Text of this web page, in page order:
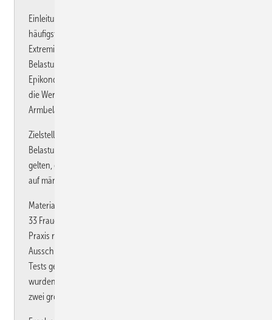
Einleitung: Epikondylitis humeri radialis ist eine der
häufigsten Krankheitsbilder im Bereich der oberen
Extremität. Der Zusammenhang zwischen beruflicher
Belastung der oberen Extremität und der Entstehung der
Epikondylitis humeri radialis ist gesichert. Unklar ist jedoch
die Wertigkeit verschiedener einzelner Momente der
Armbelastung in der Pathophysiologie.
Zielstellung: Ziel dieser Fall-Kontroll-Studie war es, berufliche
Belastungen, die als Risikofaktoren für die Epikondylitis
gelten, getrennt nach rechter und linker Hand und adjustiert
auf männliches und weibliches Geschlecht zu bestimmen.
Material und Methode: Patienten der Fallgruppe (38 Männer,
33 Frauen) wurden aus einer großen gelenkchirurgischen
Praxis rekrutiert. Die Diagnose Epikondylitis wurde nach
Ausschluss sonstiger Gelenkpathologien anhand klinischer
Tests gestellt. Die Kontrollgruppe (89 Männer, 37 Frauen)
wurden während einer hausärztlichen Routinekontrolle in
zwei großen allgemeinmedizinischen Praxen gewonnen.